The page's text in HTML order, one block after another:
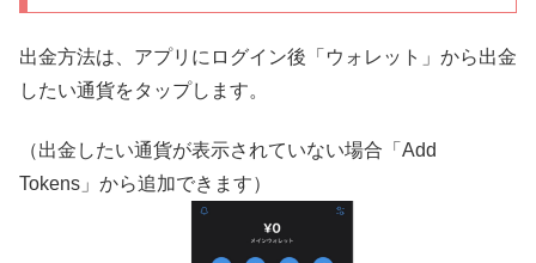
出金方法は、アプリにログイン後「ウォレット」から出金
したい通貨をタップします。
（出金したい通貨が表示されていない場合「Add
Tokens」から追加できます）